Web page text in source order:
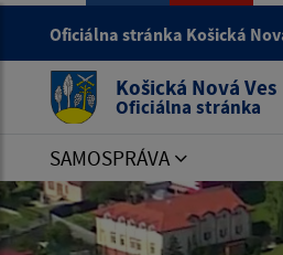
Oficiálna stránka Košická
Košická Nová Ves
Oficiálna stránka
SAMOSPRÁVA